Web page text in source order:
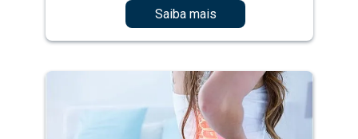
Saiba mais